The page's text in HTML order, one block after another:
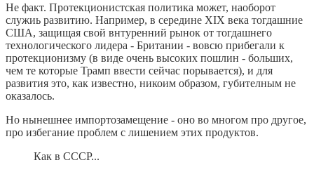
Не факт. Протекционистская политика может, наоборот
служиь развитию. Например, в середине XIX века тогдашние
США, защищая свой внтуренний рынок от тогдашнего
технологического лидера - Британии - вовсю прибегали к
протекционизму (в виде очень высоких пошлин - больших,
чем те которые Трамп ввести сейчас порывается), и для
развития это, как известно, никоим образом, губителным не
оказалось.
Но нынешнее импортозамещение - оно во многом про другое,
про избегание проблем с лишением этих продуктов.
Как в СССР...